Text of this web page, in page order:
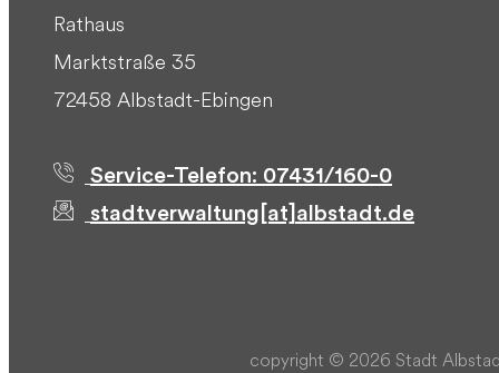
Rathaus
Marktstraße 35
72458 Albstadt-Ebingen
Service-Telefon: 07431/160-0
stadtverwaltung[at]albstadt.de
copyright © 2026 Stadt